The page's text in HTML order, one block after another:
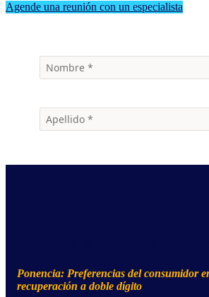
Agende una reunión con un especialista
Ponencia: Preferencias del consumidor
recuperación a doble dígito